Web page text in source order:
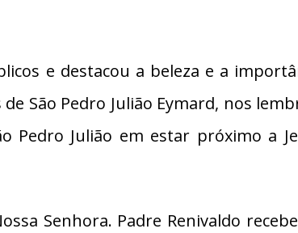
e destacou a beleza e a
São Pedro Julião Eymard, nos
Pedro Julião em estar próximo a
Senhora. Padre Renivaldo